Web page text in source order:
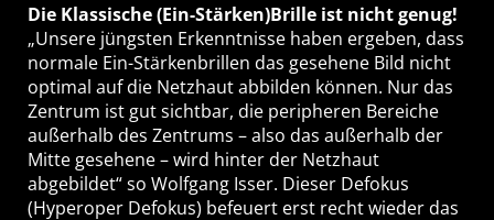
Die Klassische (Ein-Stärken)Brille ist nicht genug!
„Unsere jüngsten Erkenntnisse haben ergeben, dass
normale Ein-Stärkenbrillen das gesehene Bild nicht
optimal auf die Netzhaut abbilden können. Nur das
Zentrum ist gut sichtbar, die peripheren Bereiche
außerhalb des Zentrums – also das außerhalb der
Mitte gesehene – wird hinter der Netzhaut
abgebildet“ so Wolfgang Isser. Dieser Defokus
(Hyperoper Defokus) befeuert erst recht wieder das